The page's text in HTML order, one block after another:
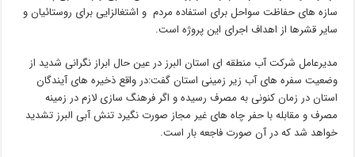
سازه های حفاظت سواحل برای استفاده مردم و اشتغالزایی برای روستائیان و
سایر قشرها از اهداف اجرای این پروژه است.
مدیرعامل شرکت آب منطقه ای استان البرز در عین حال ابراز نگرانی شدید از
وضعیت سفره های آب زیر زمینی استان گفت:در واقع ذخیره های آیندگان
استان در زمان کنونی به مصرف رسیده و اگر فرهنگ سازی لازم در زمینه
مصرف و مقابله با حفر چاه های غیر مجاز صورت نگیرد تنش آبی البرز تشدید
خواهد شد که در آن صورت فاجعه بار است.